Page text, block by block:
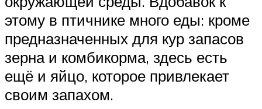
этому в птичнике много еды: кроме
предназначенных для кур запасов
зерна и комбикорма, здесь есть
ещё и яйцо, которое привлекает
своим запахом.